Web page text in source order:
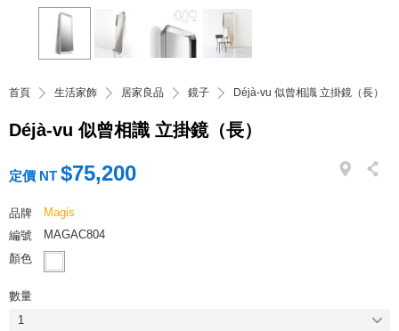
首頁 生活家飾 居家良品 鏡子 Déjà-vu 似曾相識 立掛鏡（長）
Déjà-vu 似曾相識 立掛鏡（長）
定價 NT $75,200
品牌
Magis
編號
MAGAC804
顏色
數量
1